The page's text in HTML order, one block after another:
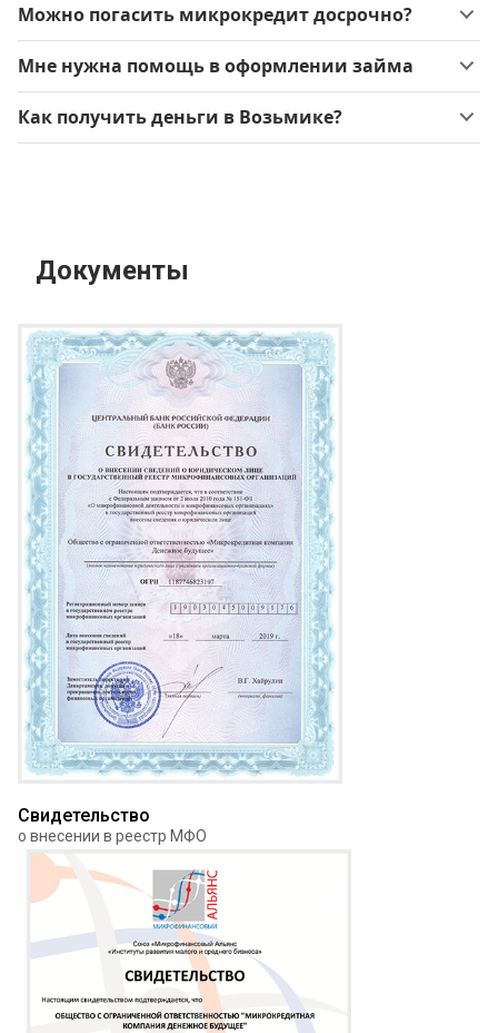
Можно погасить микрокредит досрочно?
Мне нужна помощь в оформлении займа
Как получить деньги в Возьмике?
Документы
Свидетельство
о внесении в реестр МФО